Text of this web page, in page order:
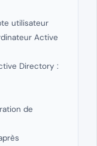
utilisateur
Active
Directory :
de